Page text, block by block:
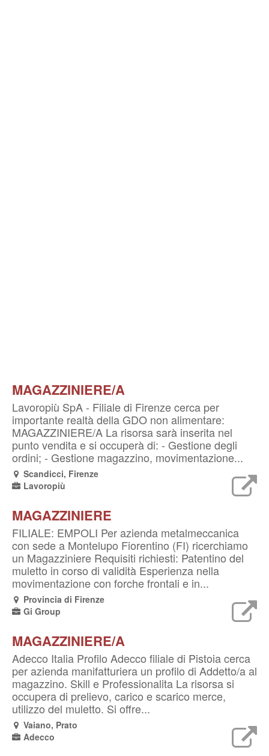
MAGAZZINIERE/A
Lavoropiù SpA - Filiale di Firenze cerca per
importante realtà della GDO non alimentare:
MAGAZZINIERE/A La risorsa sarà inserita nel
punto vendita e si occuperà di: - Gestione degli
ordini; - Gestione magazzino, movimentazione...
Scandicci, Firenze
Lavoropiù
MAGAZZINIERE
FILIALE: EMPOLI Per azienda metalmeccanica
con sede a Montelupo Fiorentino (FI) ricerchiamo
un Magazziniere Requisiti richiesti: Patentino del
muletto in corso di validità Esperienza nella
movimentazione con forche frontali e in...
Provincia di Firenze
Gi Group
MAGAZZINIERE/A
Adecco Italia Profilo Adecco filiale di Pistoia cerca
per azienda manifatturiera un profilo di Addetto/a al
magazzino. Skill e Professionalita La risorsa si
occupera di prelievo, carico e scarico merce,
utilizzo del muletto. Si offre...
Vaiano, Prato
Adecco